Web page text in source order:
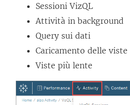
Sessioni VizQL
Attività in background
Query sui dati
Caricamento delle viste
Viste più lente